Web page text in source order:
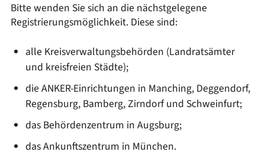
Bitte wenden Sie sich an die nächstgelegene
Registrierungsmöglichkeit. Diese sind:
alle Kreisverwaltungsbehörden (Landratsämter
und kreisfreien Städte);
die ANKER-Einrichtungen in Manching, Deggendorf,
Regensburg, Bamberg, Zirndorf und Schweinfurt;
das Behördenzentrum in Augsburg;
das Ankunftszentrum in München.